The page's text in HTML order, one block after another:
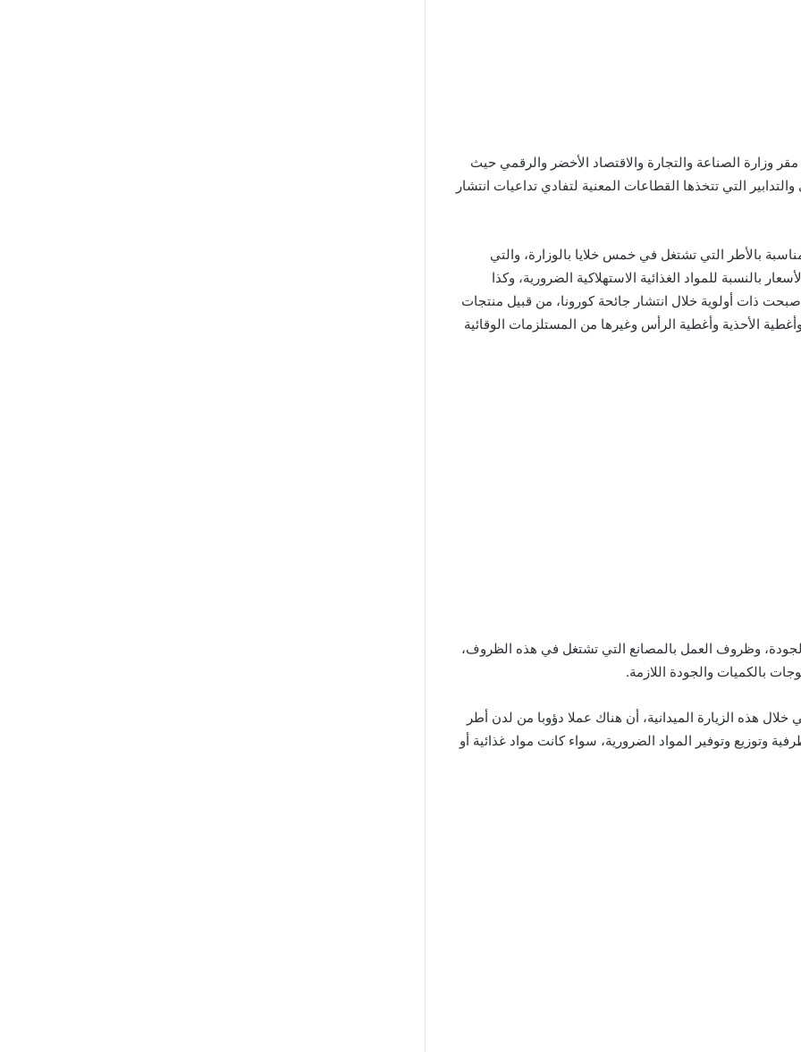
مقر وزارة الصناعة والتجارة والاقتصاد الأخضر والرقمي حيث
التي تتخذها القطاعات المعنية لتفادي تداعيات انتشار
بالأطر التي تشتغل في خمس خلايا بالوزارة، والتي
بالنسبة للمواد الغذائية الاستهلاكية الضرورية، وكذا
ذات أولوية خلال انتشار جائحة كورونا، من قبيل منتجات
الأحذية وأغطية الرأس وغيرها من المستلزمات الوقائية
والجودة، وظروف العمل بالمصانع التي تشتغل في هذه الظروف،
بالكميات والجودة اللازمة.
هذه الزيارة الميدانية، أن هناك عملا دؤوبا من لدن أطر
وتوزيع وتوفير المواد الضرورية، سواء كانت مواد غذائية أو